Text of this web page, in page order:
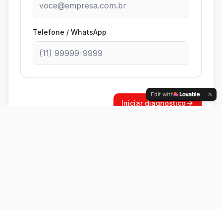
Telefone / WhatsApp
Iniciar diagnóstico
Edit with